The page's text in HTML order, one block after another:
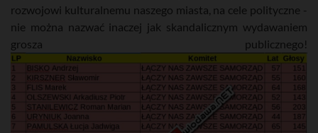
rozwojowi kulturalnemu naszego miasta, na cele polityczne -
nie można nazwać inaczej jak skandalicznym wydawaniem
grosza publicznego!